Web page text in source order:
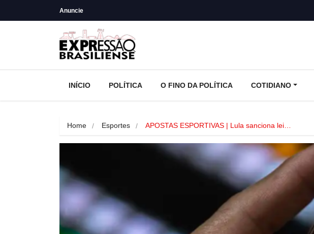
Anuncie
INÍCIO POLÍTICA O FINO DA POLÍTICA COTIDIANO
Home Esportes APOSTAS ESPORTIVAS | Lula sanciona lei…